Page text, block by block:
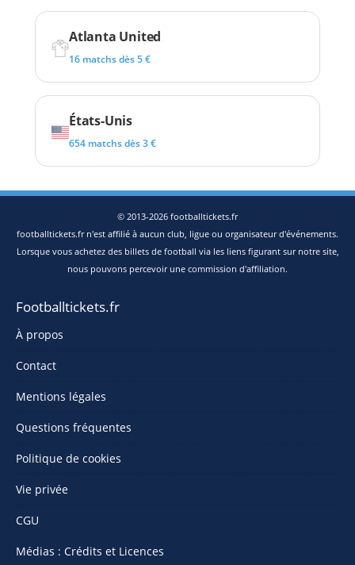
Atlanta United
16 matchs dès 5 €
États-Unis
654 matchs dès 3 €
© 2013-2026 footballtickets.fr
footballtickets.fr n'est affilié à aucun club, ligue ou organisateur d'événements.
Lorsque vous achetez des billets de football via les liens figurant sur notre site,
nous pouvons percevoir une commission d'affiliation.
Footballtickets.fr
À propos
Contact
Mentions légales
Questions fréquentes
Politique de cookies
Vie privée
CGU
Médias : Crédits et Licences